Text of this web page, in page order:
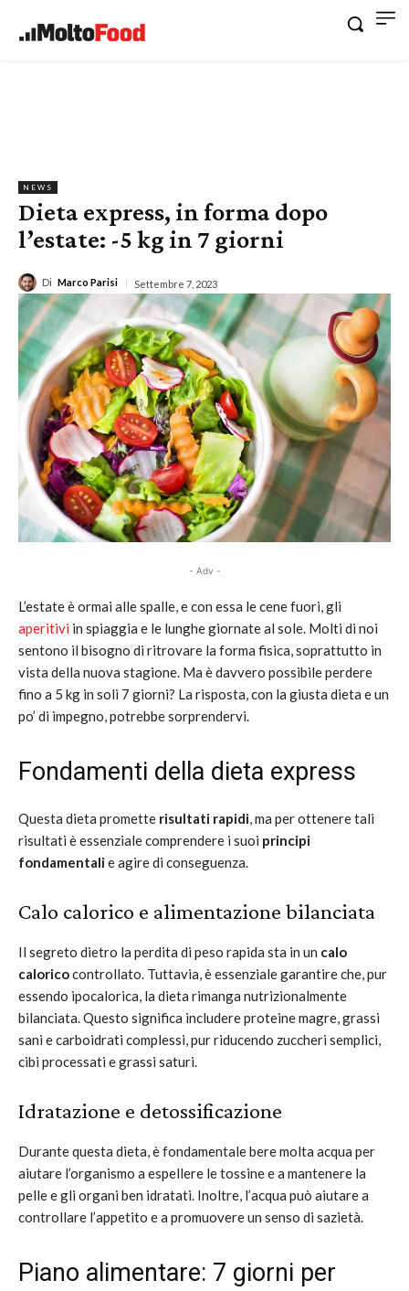
NEWS
Dieta express, in forma dopo
l’estate: -5 kg in 7 giorni
Di Marco Parisi Settembre 7, 2023
- Adv -
L’estate è ormai alle spalle, e con essa le cene fuori, gli
aperitivi in spiaggia e le lunghe giornate al sole. Molti di noi
sentono il bisogno di ritrovare la forma fisica, soprattutto in
vista della nuova stagione. Ma è davvero possibile perdere
fino a 5 kg in soli 7 giorni? La risposta, con la giusta dieta e un
po’ di impegno, potrebbe sorprendervi.
Fondamenti della dieta express
Questa dieta promette risultati rapidi, ma per ottenere tali
risultati è essenziale comprendere i suoi principi
fondamentalie agire di conseguenza.
Calo calorico e alimentazione bilanciata
Il segreto dietro la perdita di peso rapida sta in un calo
caloricocontrollato. Tuttavia, è essenziale garantire che, pur
essendo ipocalorica, la dieta rimanga nutrizionalmente
bilanciata. Questo significa includere proteine magre, grassi
sani e carboidrati complessi, pur riducendo zuccheri semplici,
cibi processati e grassi saturi.
Idratazione e detossificazione
Durante questa dieta, è fondamentale bere molta acqua per
aiutare l’organismo a espellere le tossine e a mantenere la
pelle e gli organi ben idratati. Inoltre, l’acqua può aiutare a
controllare l’appetito e a promuovere un senso di sazietà.
Piano alimentare: 7 giorni per